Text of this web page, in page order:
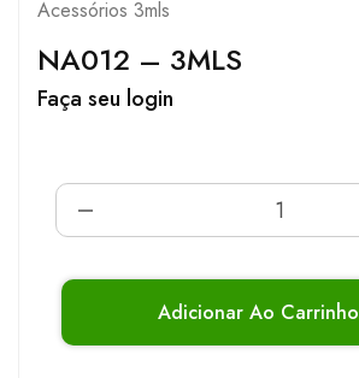
Acessórios 3mls
NA012 – 3MLS
Faça seu login
Adicionar Ao Carrinho